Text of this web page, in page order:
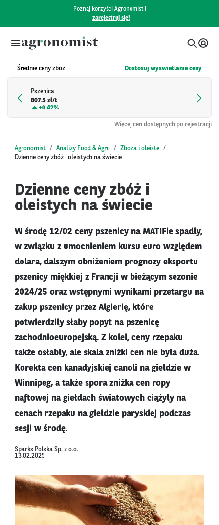
Poznaj korzyści Agronomist i
zarejestruj się!
Średnie ceny zbóż Dostosuj wyświetlanie ceny
Pszenica
807.5 zł/t
+0.42%
Więcej cen dostępnych po rejestracji
Agronomist Analizy Food & Agro
Zboża i oleiste
Dzienne ceny zbóż i oleistych na świecie
Dzienne ceny zbóż i
oleistych na świecie
W środę 12/02 ceny pszenicy na MATIFie spadły,
w związku z umocnieniem kursu euro względem
dolara, dalszym obniżeniem prognozy eksportu
pszenicy miękkiej z Francji w bieżącym sezonie
2024/25 oraz wstępnymi wynikami przetargu na
zakup pszenicy przez Algierię, które
potwierdziły słaby popyt na pszenicę
zachodnioeuropejską. Z kolei, ceny rzepaku
także osłabły, ale skala zniżki cen nie była duża.
Korekta cen kanadyjskiej canoli na giełdzie w
Winnipeg, a także spora zniżka cen ropy
naftowej na giełdach światowych ciążyły na
cenach rzepaku na giełdzie paryskiej podczas
sesji w środę.
Sparks Polska Sp. z o.o.
13.02.2025